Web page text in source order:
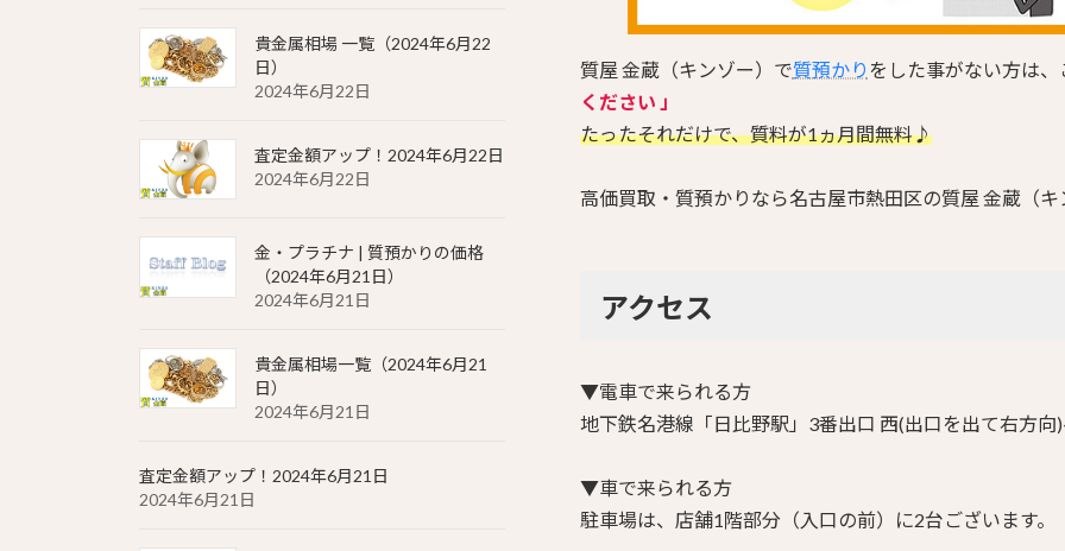
質屋 金蔵（キンゾー）で質預かり をした事がない方は、
ください 」
たったそれだけで、質料が1ヵ月間無料♪
高価買取・質預かりなら名古屋市熱田区の質屋 金蔵（キ
アクセス
▼電車で来られる方
地下鉄名港線「日比野駅」3番出口 西(出口を出て右方向
▼車で来られる方
駐車場は、店舗1階部分（入口の前）に2台ございます。
貴金属相場 一覧（2024年6月22
日）
2024年6月22日
査定金額アップ！2024年6月22日
2024年6月22日
金・プラチナ | 質預かりの価格
（2024年6月21日）
2024年6月21日
貴金属相場一覧（2024年6月21
日）
2024年6月21日
査定金額アップ！2024年6月21日
2024年6月21日